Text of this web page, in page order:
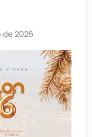
2026